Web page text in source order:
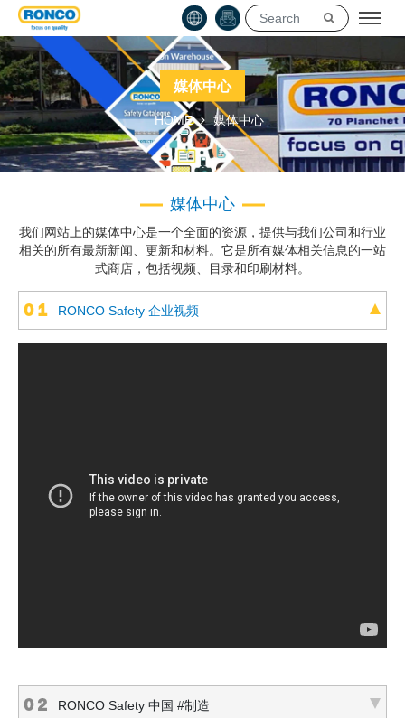
媒体中心
HOME 媒体中心
媒体中心
我们网站上的媒体中心是一个全面的资源，提供与我们公司和行业
相关的所有最新新闻、更新和材料。它是所有媒体相关信息的一站
式商店，包括视频、目录和印刷材料。
0 1 RONCO Safety 企业视频
0 2 RONCO Safety 中国 #制造